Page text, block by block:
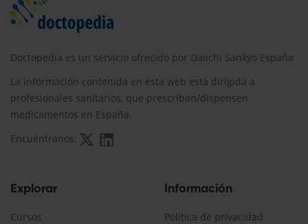
Doctopedia es un servicio ofrecido por Daiichi Sankyo España
La información contenida en esta web está dirigida a
profesionales sanitarios, que prescriban/dispensen
medicamentos en España.
Encuéntranos:
Explorar
Cursos
Información
Política de privacidad